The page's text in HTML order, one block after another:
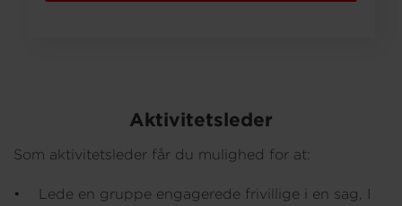
Aktivitetsleder
Som aktivitetsleder får du mulighed for at:
• Lede en gruppe engagerede frivillige i en sag, I